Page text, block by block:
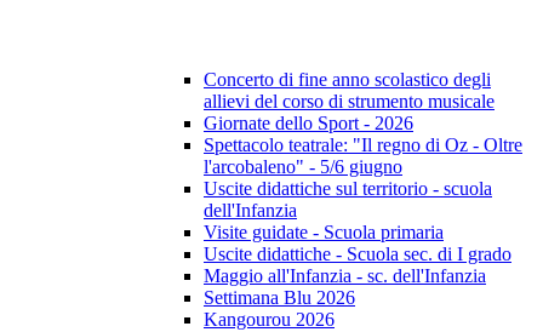
Concerto di fine anno scolastico degli
allievi del corso di strumento musicale
Giornate dello Sport - 2026
Spettacolo teatrale: "Il regno di Oz - Oltre
l'arcobaleno" - 5/6 giugno
Uscite didattiche sul territorio - scuola
dell'Infanzia
Visite guidate - Scuola primaria
Uscite didattiche - Scuola sec. di I grado
Maggio all'Infanzia - sc. dell'Infanzia
Settimana Blu 2026
Kangourou 2026